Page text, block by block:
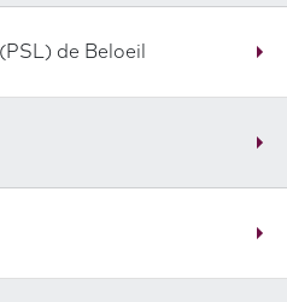
de Beloeil